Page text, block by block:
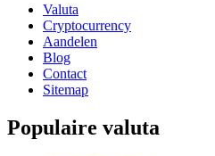
Valuta
Cryptocurrency
Aandelen
Blog
Contact
Sitemap
Populaire valuta